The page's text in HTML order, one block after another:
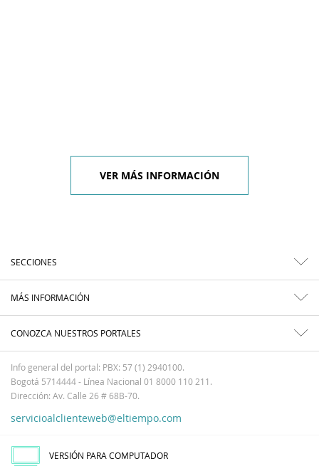
VER MÁS INFORMACIÓN
SECCIONES
MÁS INFORMACIÓN
CONOZCA NUESTROS PORTALES
Info general del portal: PBX: 57 (1) 2940100.
Bogotá 5714444 - Línea Nacional 01 8000 110 211.
Dirección: Av. Calle 26 # 68B-70.
servicioalclienteweb@eltiempo.com
VERSIÓN PARA COMPUTADOR